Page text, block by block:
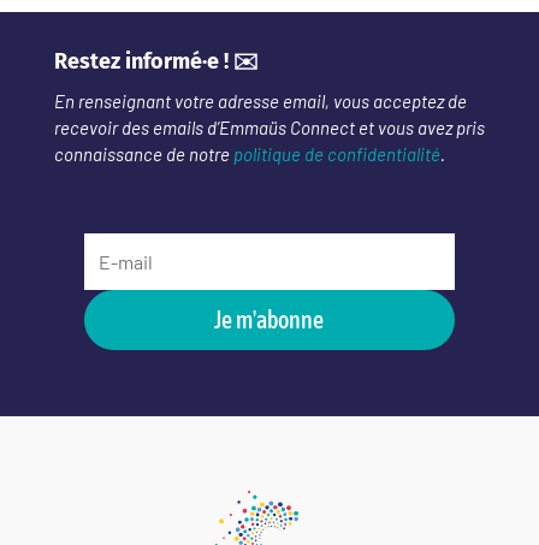
Restez informé·e ! ✉️
En renseignant votre adresse email, vous acceptez de
recevoir des emails d’Emmaüs Connect et vous avez pris
connaissance de notre politique de confidentialité.
Je m'abonne